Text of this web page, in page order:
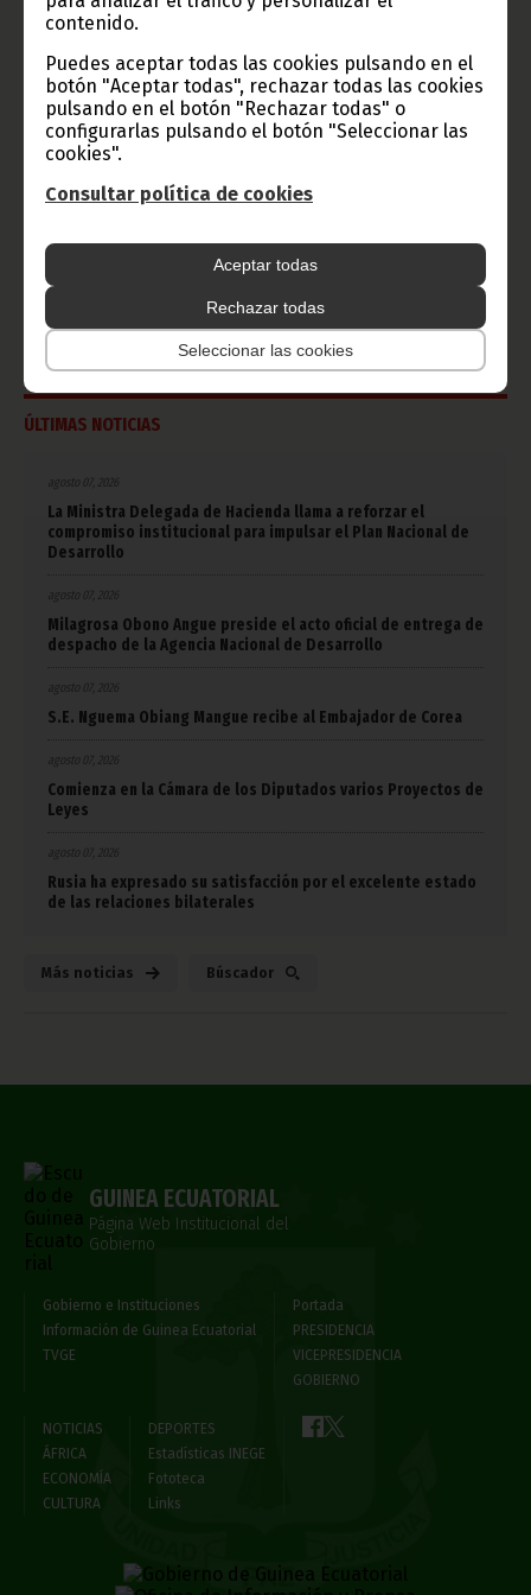
contenido.
Puedes aceptar todas las cookies pulsando en el
botón "Aceptar todas", rechazar todas las cookies
pulsando en el botón "Rechazar todas" o
configurarlas pulsando el botón "Seleccionar las
cookies".
Consultar política de cookies
Aceptar todas
Rechazar todas
Seleccionar las cookies
CATEGORÍAS
Noticias Gobierno
Presidencia
Deportes Vicepresidencia
50 Aniversario Independencia
Bielorrusia
Consejo de la república CAN 2025 Defensor del pueblo
ÚLTIMAS NOTICIAS
agosto 07, 2026
La Ministra Delegada de Hacienda llama a reforzar el
compromiso institucional para impulsar el Plan Nacional de
Desarrollo
agosto 07, 2026
Milagrosa Obono Angue preside el acto oficial de entrega de
despacho de la Agencia Nacional de Desarrollo
agosto 07, 2026
S.E. Nguema Obiang Mangue recibe al Embajador de Corea
agosto 07, 2026
Comienza en la Cámara de los Diputados varios Proyectos de
Leyes
agosto 07, 2026
Rusia ha expresado su satisfacción por el excelente estado
de las relaciones bilaterales
Más noticias Búscador
GUINEA ECUATORIAL
Página Web Institucional del
Gobierno
Gobierno e Instituciones
Información de Guinea Ecuatorial
TVGE
Portada
PRESIDENCIA
VICEPRESIDENCIA
GOBIERNO
NOTICIAS
ÁFRICA
ECONOMÍA
CULTURA
DEPORTES
Estadísticas INEGE
Fototeca
Links